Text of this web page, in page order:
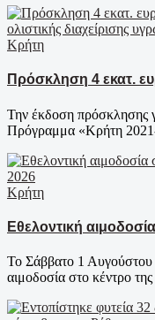
Κρήτη
Πρόσκληση 4 εκατ.
Την έκδοση πρόσκλησης
Πρόγραμμα «Κρήτη
Κρήτη
Εθελοντική
Το Σάββατο 1 Αυγούστου
αιμοδοσία στο κέντρο